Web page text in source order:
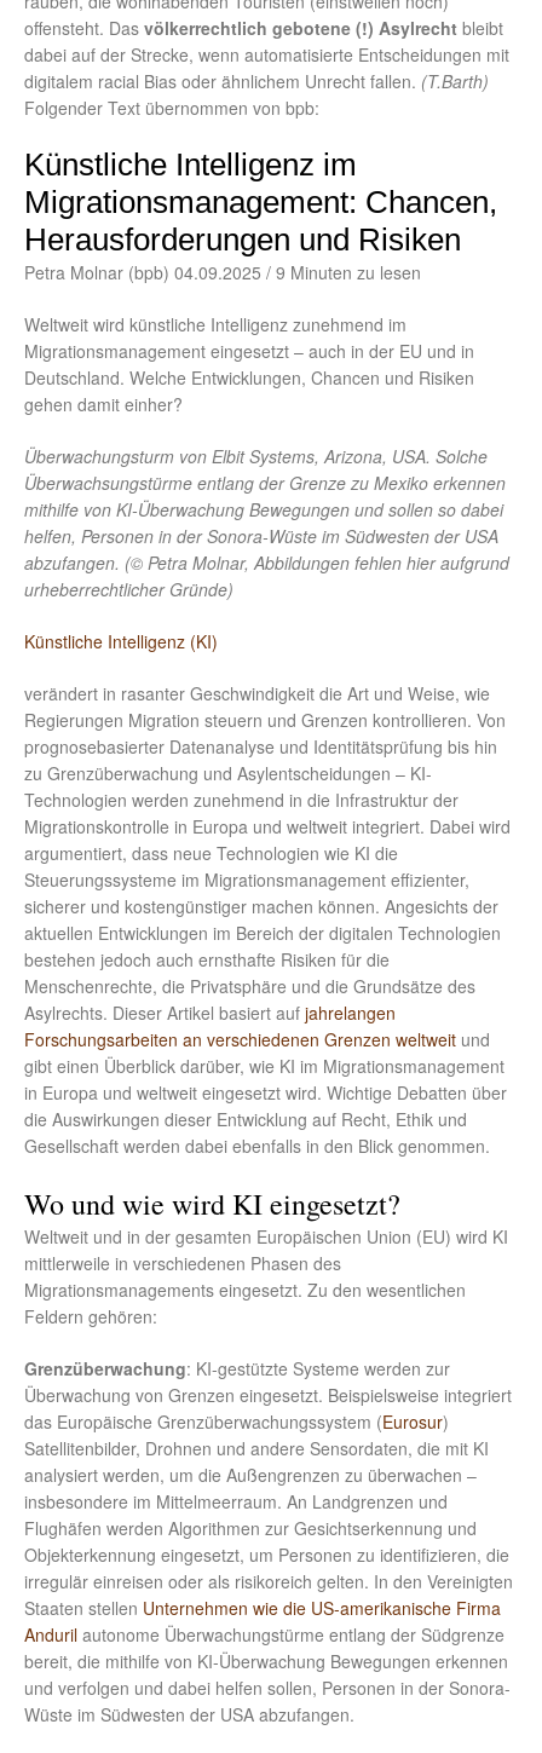
offensteht. Das völkerrechtlich gebotene (!) Asylrecht bleibt
dabei auf der Strecke, wenn automatisierte Entscheidungen mit
digitalem racial Bias oder ähnlichem Unrecht fallen. (T.Barth)
Folgender Text übernommen von bpb:
Künstliche Intelligenz im
Migrationsmanagement: Chancen,
Herausforderungen und Risiken
Petra Molnar (bpb) 04.09.2025 / 9 Minuten zu lesen
Weltweit wird künstliche Intelligenz zunehmend im
Migrationsmanagement eingesetzt – auch in der EU und in
Deutschland. Welche Entwicklungen, Chancen und Risiken
gehen damit einher?
Überwachungsturm von Elbit Systems, Arizona, USA. Solche
Überwachsungstürme entlang der Grenze zu Mexiko erkennen
mithilfe von KI-Überwachung Bewegungen und sollen so dabei
helfen, Personen in der Sonora-Wüste im Südwesten der USA
abzufangen. (© Petra Molnar, Abbildungen fehlen hier aufgrund
urheberrechtlicher Gründe)
Künstliche Intelligenz (KI)
verändert in rasanter Geschwindigkeit die Art und Weise, wie
Regierungen Migration steuern und Grenzen kontrollieren. Von
prognosebasierter Datenanalyse und Identitätsprüfung bis hin
zu Grenzüberwachung und Asylentscheidungen – KI-
Technologien werden zunehmend in die Infrastruktur der
Migrationskontrolle in Europa und weltweit integriert. Dabei wird
argumentiert, dass neue Technologien wie KI die
Steuerungssysteme im Migrationsmanagement effizienter,
sicherer und kostengünstiger machen können. Angesichts der
aktuellen Entwicklungen im Bereich der digitalen Technologien
bestehen jedoch auch ernsthafte Risiken für die
Menschenrechte, die Privatsphäre und die Grundsätze des
Asylrechts. Dieser Artikel basiert auf jahrelangen
Forschungsarbeiten an verschiedenen Grenzen weltweit und
gibt einen Überblick darüber, wie KI im Migrationsmanagement
in Europa und weltweit eingesetzt wird. Wichtige Debatten über
die Auswirkungen dieser Entwicklung auf Recht, Ethik und
Gesellschaft werden dabei ebenfalls in den Blick genommen.
Wo und wie wird KI eingesetzt?
Weltweit und in der gesamten Europäischen Union (EU) wird KI
mittlerweile in verschiedenen Phasen des
Migrationsmanagements eingesetzt. Zu den wesentlichen
Feldern gehören:
Grenzüberwachung: KI-gestützte Systeme werden zur
Überwachung von Grenzen eingesetzt. Beispielsweise integriert
das Europäische Grenzüberwachungssystem (Eurosur)
Satellitenbilder, Drohnen und andere Sensordaten, die mit KI
analysiert werden, um die Außengrenzen zu überwachen –
insbesondere im Mittelmeerraum. An Landgrenzen und
Flughäfen werden Algorithmen zur Gesichtserkennung und
Objekterkennung eingesetzt, um Personen zu identifizieren, die
irregulär einreisen oder als risikoreich gelten. In den Vereinigten
Staaten stellen Unternehmen wie die US-amerikanische Firma
Anduril autonome Überwachungstürme entlang der Südgrenze
bereit, die mithilfe von KI-Überwachung Bewegungen erkennen
und verfolgen und dabei helfen sollen, Personen in der Sonora-
Wüste im Südwesten der USA abzufangen.